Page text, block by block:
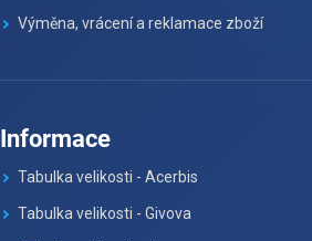
Výměna, vrácení a reklamace zboží
Informace
Tabulka velikosti - Acerbis
Tabulka velikosti - Givova